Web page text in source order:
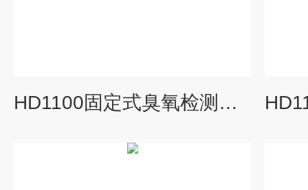
HD1100固定式臭氧检测变送器价格